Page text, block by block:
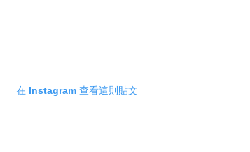
在 Instagram 查看這則貼文